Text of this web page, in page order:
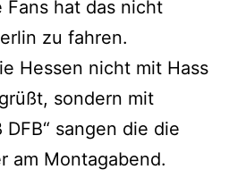
hat das nicht
zu fahren.
Hessen nicht mit Hass
sondern mit
sangen die die
am Montagabend.